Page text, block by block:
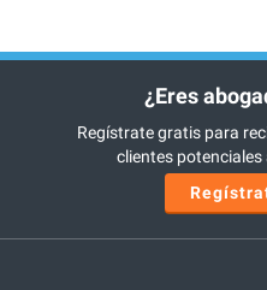
¿Eres
Regístrate gratis para
clientes